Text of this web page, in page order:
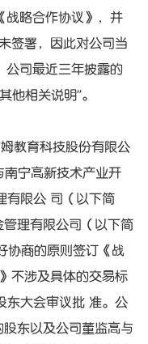
战略合作协议》，并
签署，因此对公司当
公司最近三年披露的
他相关说明”。
教育科技股份有限公
南宁高新技术产业开
有限公 司（以下简
管理有限公司（以下简
协商的原则签订《战
不涉及具体的交易标
东大会审议批 准。公
东以及公司董监高与